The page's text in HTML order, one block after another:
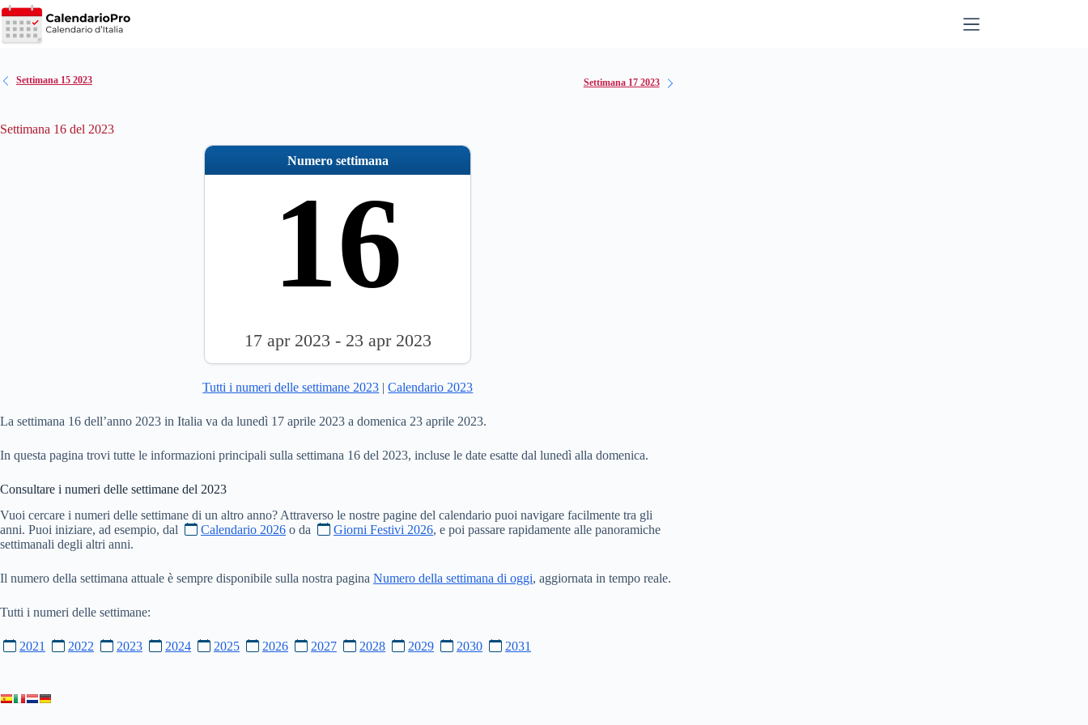
Salta
al
contenuto
Settimana 15 2023 Settimana 17 2023
Settimana 16 del 2023
Numero settimana
16
17 apr 2023 - 23 apr 2023
Tutti i numeri delle settimane 2023 |Calendario 2023
La settimana 16 dell’anno 2023 in Italia va da lunedì 17 aprile 2023 a domenica 23 aprile 2023.
In questa pagina trovi tutte le informazioni principali sulla settimana 16 del 2023, incluse le date esatte dal lunedì alla domenica.
Consultare i numeri delle settimane del 2023
Vuoi cercare i numeri delle settimane di un altro anno? Attraverso le nostre pagine del calendario puoi navigare facilmente tra gli
anni. Puoi iniziare, ad esempio, dal
Calendario 2026 o da Giorni Festivi 2026, e poi passare rapidamente alle panoramiche
settimanali degli altri anni.
Il numero della settimana attuale è sempre disponibile sulla nostra pagina Numero della settimana di oggi, aggiornata in tempo reale.
Tutti i numeri delle settimane:
2021 2022 2023 2024 2025 2026 2027 2028 2029 2030 2031